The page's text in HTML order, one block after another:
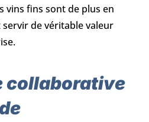
vins fins sont de plus en
de véritable valeur
collaborative